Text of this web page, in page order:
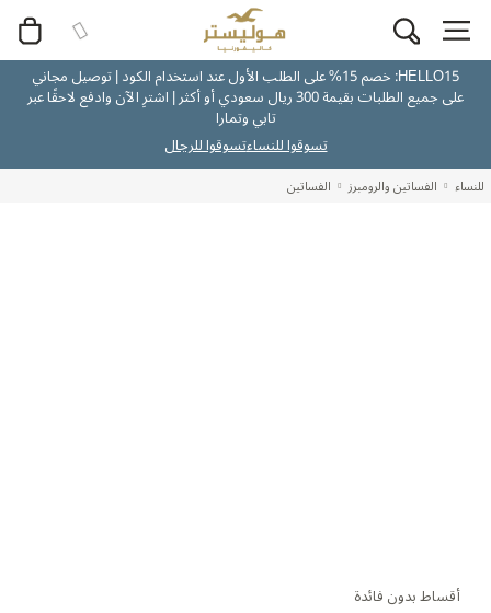
HELLO15: خصم 15% على الطلب الأول عند استخدام الكود | توصيل مجاني
على جميع الطلبات بقيمة 300 ريال سعودي أو أكثر | اشترِ الآن وادفع لاحقًا عبر
تابي وتمارا
تسوقوا للنساءتسوقوا للرجال
للنساء الفساتين والرومبرز الفساتين
أقساط بدون فائدة